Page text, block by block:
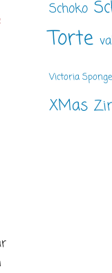
Schoko
Torte
Victoria Sponge
XMas